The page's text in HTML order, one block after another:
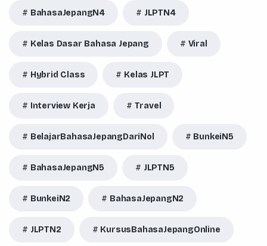
BahasaJepangN4 JLPTN4
Kelas Dasar Bahasa Jepang Viral
Hybrid Class Kelas JLPT
Interview Kerja Travel
BelajarBahasaJepangDariNol BunkeiN5
BahasaJepangN5 JLPTN5
BunkeiN2 BahasaJepangN2
JLPTN2 KursusBahasaJepangOnline